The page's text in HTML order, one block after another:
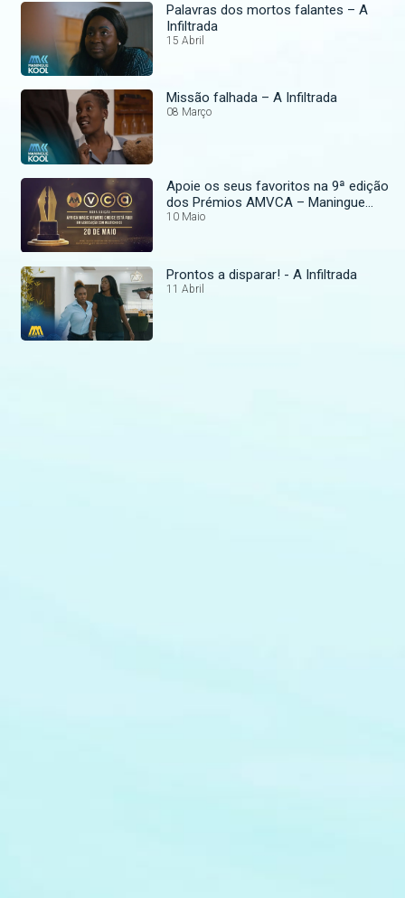
Palavras dos mortos falantes – A
Infiltrada
15 Abril
Missão falhada – A Infiltrada
08 Março
Apoie os seus favoritos na 9ª edição
dos Prémios AMVCA – Maningue
Magic
10 Maio
Prontos a disparar! - A Infiltrada
11 Abril